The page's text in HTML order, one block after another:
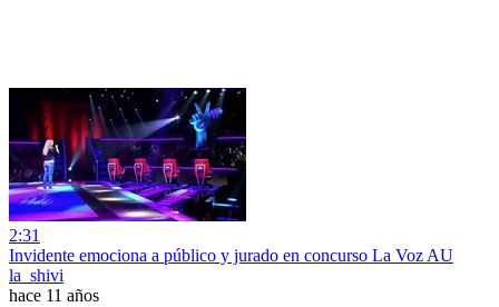
2:31
Invidente emociona a público y jurado en concurso La Voz AU
la_shivi
hace 11 años